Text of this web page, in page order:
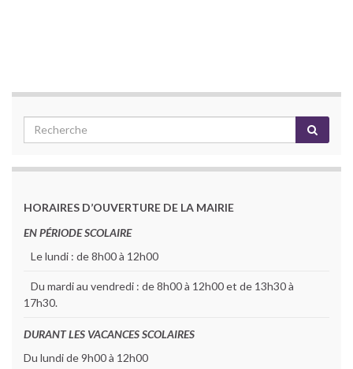
HORAIRES D’OUVERTURE DE LA MAIRIE
EN PÉRIODE SCOLAIRE
Le lundi : de 8h00 à 12h00
Du mardi au vendredi : de 8h00 à 12h00 et de 13h30 à
17h30.
DURANT LES VACANCES SCOLAIRES
Du lundi de 9h00 à 12h00